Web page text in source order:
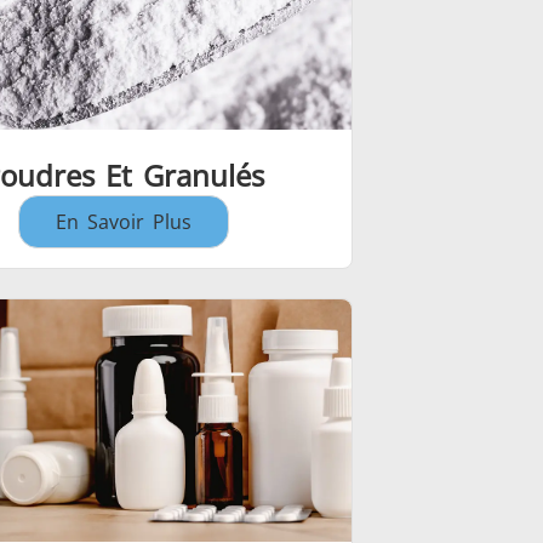
Et Granulés
En Savoir Plus